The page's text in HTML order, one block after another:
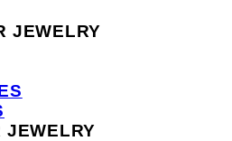
JEWELRY
JEWELRY